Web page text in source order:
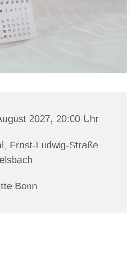
2027, 20:00 Uhr
Ernst-Ludwig-Straße
Bonn